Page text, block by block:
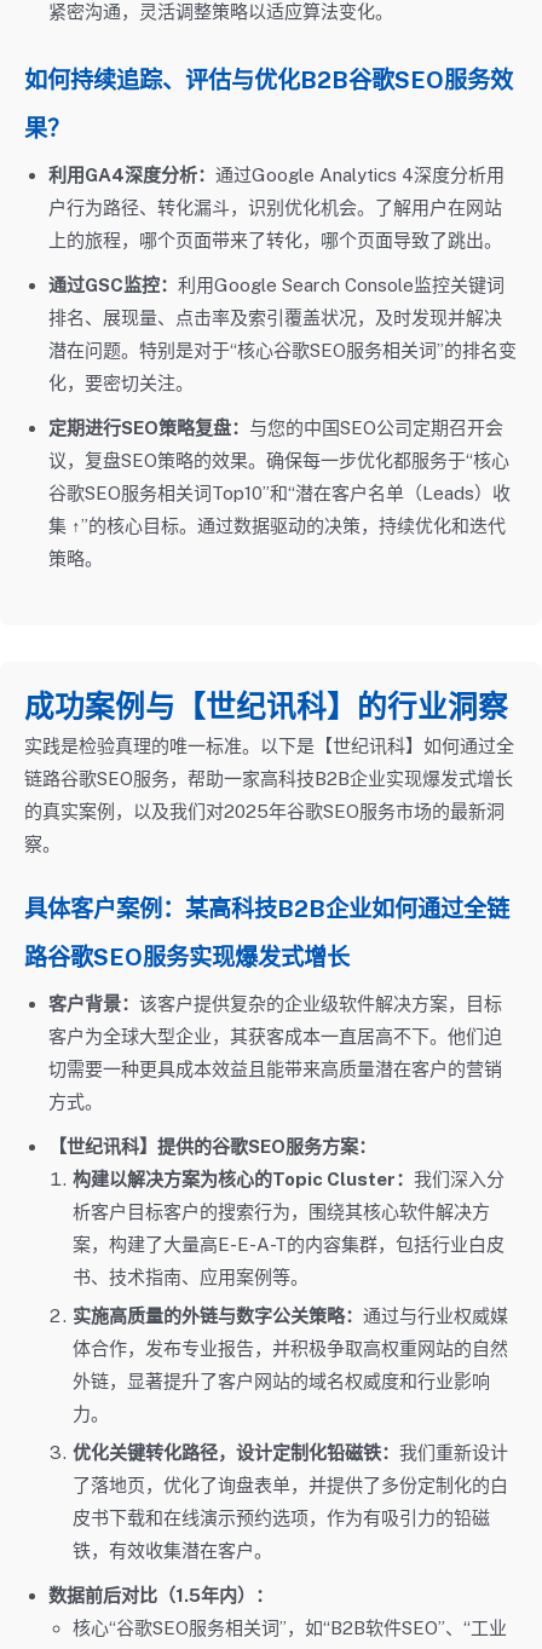
紧密沟通，灵活调整策略以适应算法变化。
如何持续追踪、评估与优化B2B谷歌SEO服务效
果？
利用GA4深度分析： 通过Google Analytics 4深度分析用
户行为路径、转化漏斗，识别优化机会。了解用户在网站
上的旅程，哪个页面带来了转化，哪个页面导致了跳出。
通过GSC监控： 利用Google Search Console监控关键词
排名、展现量、点击率及索引覆盖状况，及时发现并解决
潜在问题。特别是对于“核心谷歌SEO服务相关词”的排名变
化，要密切关注。
定期进行SEO策略复盘： 与您的中国SEO公司定期召开会
议，复盘SEO策略的效果。确保每一步优化都服务于“核心
谷歌SEO服务相关词Top10”和“潜在客户名单（Leads）收
集 ↑”的核心目标。通过数据驱动的决策，持续优化和迭代
策略。
成功案例与【世纪讯科】的行业洞察
实践是检验真理的唯一标准。以下是【世纪讯科】如何通过全
链路谷歌SEO服务，帮助一家高科技B2B企业实现爆发式增长
的真实案例，以及我们对2025年谷歌SEO服务市场的最新洞
察。
具体客户案例：某高科技B2B企业如何通过全链
路谷歌SEO服务实现爆发式增长
客户背景： 该客户提供复杂的企业级软件解决方案，目标
客户为全球大型企业，其获客成本一直居高不下。他们迫
切需要一种更具成本效益且能带来高质量潜在客户的营销
方式。
【世纪讯科】提供的谷歌SEO服务方案：
构建以解决方案为核心的Topic Cluster： 我们深入分
析客户目标客户的搜索行为，围绕其核心软件解决方
案，构建了大量高E-E-A-T的内容集群，包括行业白皮
书、技术指南、应用案例等。
实施高质量的外链与数字公关策略： 通过与行业权威媒
体合作，发布专业报告，并积极争取高权重网站的自然
外链，显著提升了客户网站的域名权威度和行业影响
力。
优化关键转化路径，设计定制化铅磁铁： 我们重新设计
了落地页，优化了询盘表单，并提供了多份定制化的白
皮书下载和在线演示预约选项，作为有吸引力的铅磁
铁，有效收集潜在客户。
数据前后对比（1.5年内）：
核心“谷歌SEO服务相关词”，如“B2B软件SEO”、“工业